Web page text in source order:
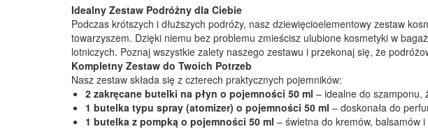
Idealny Zestaw Podróżny dla Ciebie
Podczas krótszych i dłuższych podróży, nasz dziewięcioelementowy zestaw
towarzyszem. Dzięki niemu bez problemu zmieścisz ulubione kosmetyki w
lotniczych. Poznaj wszystkie zalety naszego zestawu i przekonaj się, że
Kompletny Zestaw do Twoich Potrzeb
Nasz zestaw składa się z czterech praktycznych pojemników:
2 zakręcane butelki na płyn o pojemności 50 ml – idealne do szamponu,
1 butelka typu spray (atomizer) o pojemności 50 ml – doskonała do
1 butelka z pompką o pojemności 50 ml – świetna do kremów, balsamów